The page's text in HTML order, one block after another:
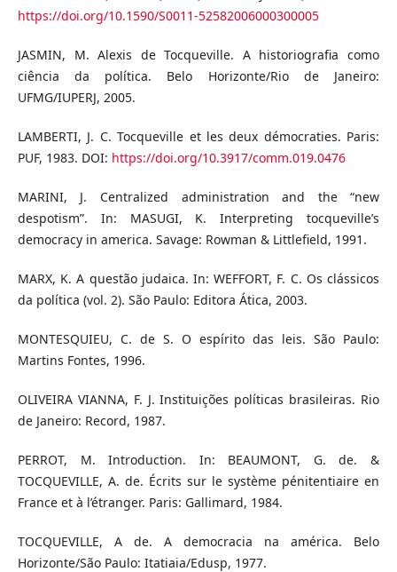
https://doi.org/10.1590/S0011-52582006000300005
JASMIN, M. Alexis de Tocqueville. A historiografia como
ciência da política. Belo Horizonte/Rio de Janeiro:
UFMG/IUPERJ, 2005.
LAMBERTI, J. C. Tocqueville et les deux démocraties. Paris:
PUF, 1983. DOI: https://doi.org/10.3917/comm.019.0476
MARINI, J. Centralized administration and the “new
despotism”. In: MASUGI, K. Interpreting tocqueville’s
democracy in america. Savage: Rowman & Littlefield, 1991.
MARX, K. A questão judaica. In: WEFFORT, F. C. Os clássicos
da política (vol. 2). São Paulo: Editora Ática, 2003.
MONTESQUIEU, C. de S. O espírito das leis. São Paulo:
Martins Fontes, 1996.
OLIVEIRA VIANNA, F. J. Instituições políticas brasileiras. Rio
de Janeiro: Record, 1987.
PERROT, M. Introduction. In: BEAUMONT, G. de. &
TOCQUEVILLE, A. de. Écrits sur le système pénitentiaire en
France et à l’étranger. Paris: Gallimard, 1984.
TOCQUEVILLE, A de. A democracia na américa. Belo
Horizonte/São Paulo: Itatiaia/Edusp, 1977.